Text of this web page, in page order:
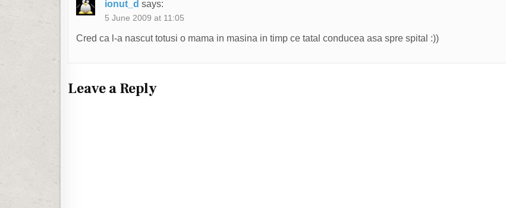
ionut_d says:
5 June 2009 at 11:05
Cred ca l-a nascut totusi o mama in masina in timp ce tatal conducea asa spre spital :))
Leave a Reply